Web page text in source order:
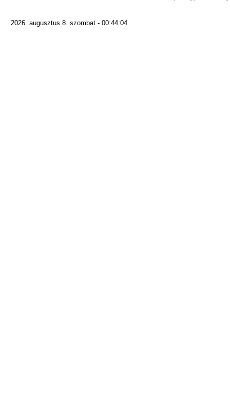
2026. augusztus 8. szombat - 00:44:04